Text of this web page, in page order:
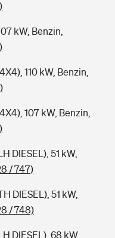
kW, Benzin,
110 kW, Benzin,
107 kW, Benzin,
DIESEL), 51 kW,
/ 747)
DIESEL), 51 kW,
/ 748)
DIESEL), 68 kW,